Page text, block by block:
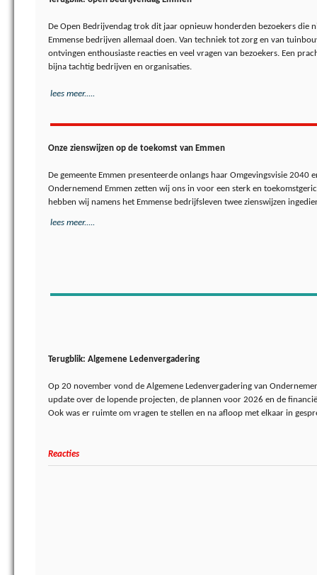
De Open Bedrijvendag trok dit jaar opnieuw honderden bezoekers die
Emmense bedrijven allemaal doen. Van techniek tot zorg en van
ontvingen enthousiaste reacties en veel vragen van bezoekers. Een
bijna tachtig bedrijven en organisaties.
lees meer.....
Onze zienswijzen op de toekomst van Emmen
De gemeente Emmen presenteerde onlangs haar Omgevingsvisie 2040
Ondernemend Emmen zetten wij ons in voor een sterk en
hebben wij namens het Emmense bedrijfsleven twee zienswijzen
lees meer.....
Terugblik: Algemene Ledenvergadering
Op 20 november vond de Algemene Ledenvergadering van
update over de lopende projecten, de plannen voor 2026 en de
Ook was er ruimte om vragen te stellen en na afloop met elkaar in
Reacties